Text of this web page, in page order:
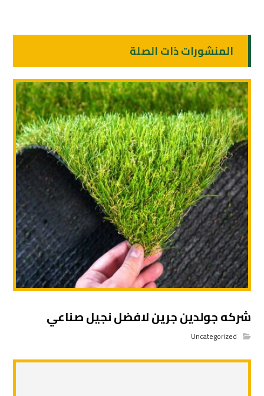
المنشورات ذات الصلة
شركه جولدين جرين لافضل نجيل صناعي
Uncategorized